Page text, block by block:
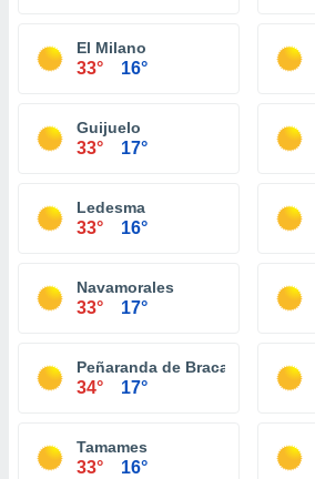
El Milano
33° 16°
Guijuelo
33° 17°
Ledesma
33° 16°
Navamorales
33° 17°
Peñaranda de Bracamonte
34° 17°
Tamames
33° 16°